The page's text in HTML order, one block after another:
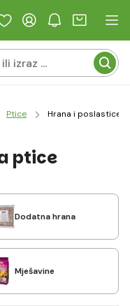
Ptice Hrana i poslastice
ptice
Dodatna hrana
Mješavine